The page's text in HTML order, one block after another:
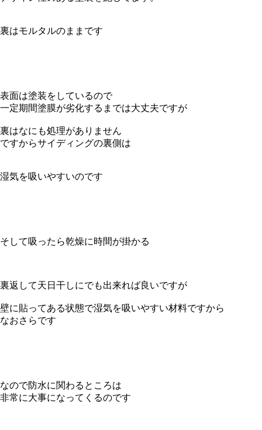
裏はモルタルのままです
表面は塗装をしているので
一定期間塗膜が劣化するまでは大丈夫ですが
裏はなにも処理がありません
ですからサイディングの裏側は
湿気を吸いやすいのです
そして吸ったら乾燥に時間が掛かる
裏返して天日干しにでも出来れば良いですが
壁に貼ってある状態で湿気を吸いやすい材料ですから
なおさらです
なので防水に関わるところは
非常に大事になってくるのです